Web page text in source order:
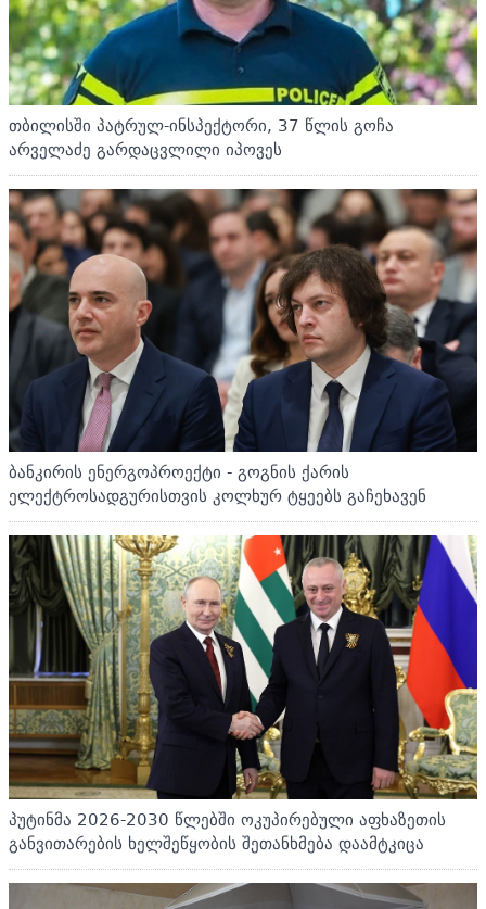
თბილისში პატრულ-ინსპექტორი, 37 წლის გოჩა
არველაძე გარდაცვლილი იპოვეს
ბანკირის ენერგოპროექტი - გოგნის ქარის
ელექტროსადგურისთვის კოლხურ ტყეებს გაჩეხავენ
პუტინმა 2026-2030 წლებში ოკუპირებული აფხაზეთის
განვითარების ხელშეწყობის შეთანხმება დაამტკიცა